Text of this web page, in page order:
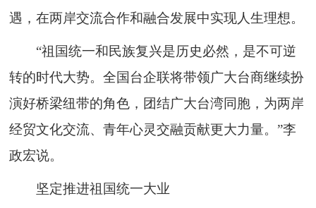
遇，在两岸交流合作和融合发展中实现人生理想。
“祖国统一和民族复兴是历史必然，是不可逆
转的时代大势。全国台企联将带领广大台商继续扮
演好桥梁纽带的角色，团结广大台湾同胞，为两岸
经贸文化交流、青年心灵交融贡献更大力量。”李
政宏说。
坚定推进祖国统一大业